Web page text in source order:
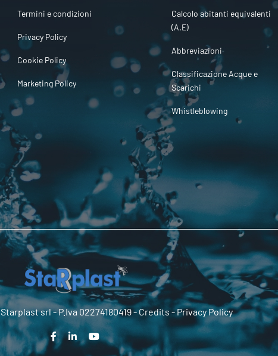
Termini e condizioni
Privacy Policy
Cookie Policy
Marketing Policy
Calcolo abitanti equivalenti
(A.E)
Abbreviazioni
Classificazione Acque e
Scarichi
Whistleblowing
Starplast srl- P.Iva 02274180419 - Credits -Privacy Policy